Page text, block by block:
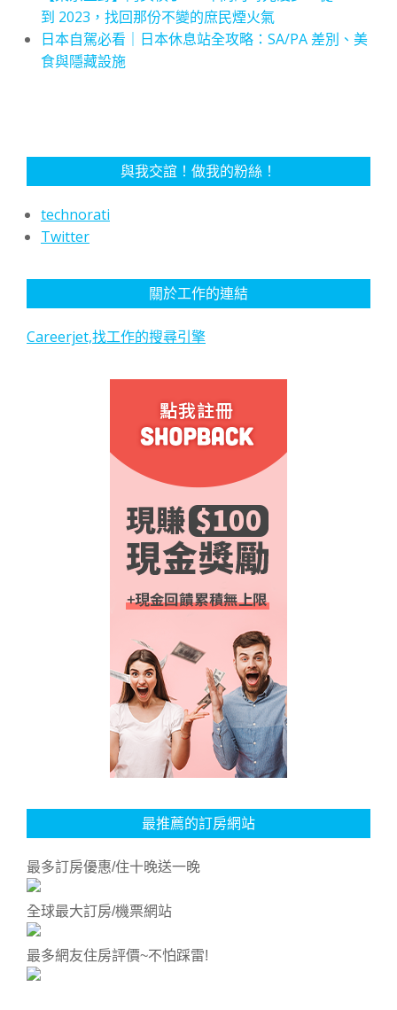
到 2023，找回那份不變的庶民煙火氣
日本自駕必看｜日本休息站全攻略：SA/PA 差別、美
食與隱藏設施
與我交誼！做我的粉絲！
technorati
Twitter
關於工作的連結
Careerjet,找工作的搜尋引擎
最推薦的訂房網站
最多訂房優惠/住十晚送一晚
全球最大訂房/機票網站
最多網友住房評價~不怕踩雷!